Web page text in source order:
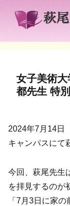
女子美術
都先生 特
2024年7月14日
キャンパスにて
今回、萩尾先生
を拝見するのが
「7月3日に家